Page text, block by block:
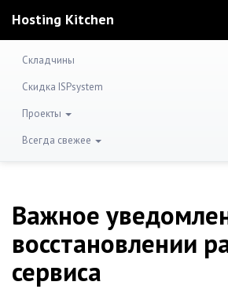
Hosting Kitchen
Складчины
Скидка ISPsystem
Проекты
Всегда свежее
Важное
восстановлении
сервиса